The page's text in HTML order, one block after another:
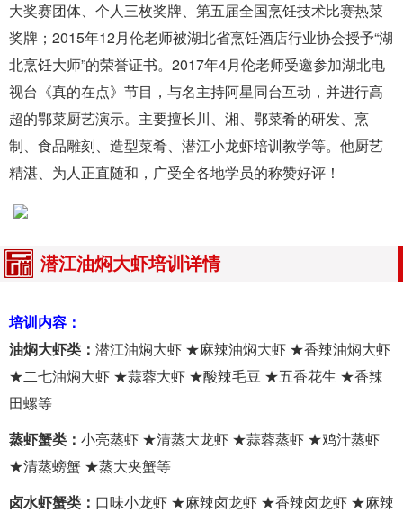
大奖赛团体、个人三枚奖牌、第五届全国烹饪技术比赛热菜
奖牌；2015年12月伦老师被湖北省烹饪酒店行业协会授予“湖
北烹饪大师”的荣誉证书。2017年4月伦老师受邀参加湖北电
视台《真的在点》节目，与名主持阿星同台互动，并进行高
超的鄂菜厨艺演示。主要擅长川、湘、鄂菜肴的研发、烹
制、食品雕刻、造型菜肴、潜江小龙虾培训教学等。他厨艺
精湛、为人正直随和，广受全各地学员的称赞好评！
潜江油焖大虾培训详情
培训内容：
油焖大虾类： 潜江油焖大虾 ★麻辣油焖大虾 ★香辣油焖大虾
★二七油焖大虾 ★蒜蓉大虾 ★酸辣毛豆 ★五香花生 ★香辣
田螺等
蒸虾蟹类： 小亮蒸虾 ★清蒸大龙虾 ★蒜蓉蒸虾 ★鸡汁蒸虾
★清蒸螃蟹 ★蒸大夹蟹等
卤水虾蟹类： 口味小龙虾 ★麻辣卤龙虾 ★香辣卤龙虾 ★麻辣